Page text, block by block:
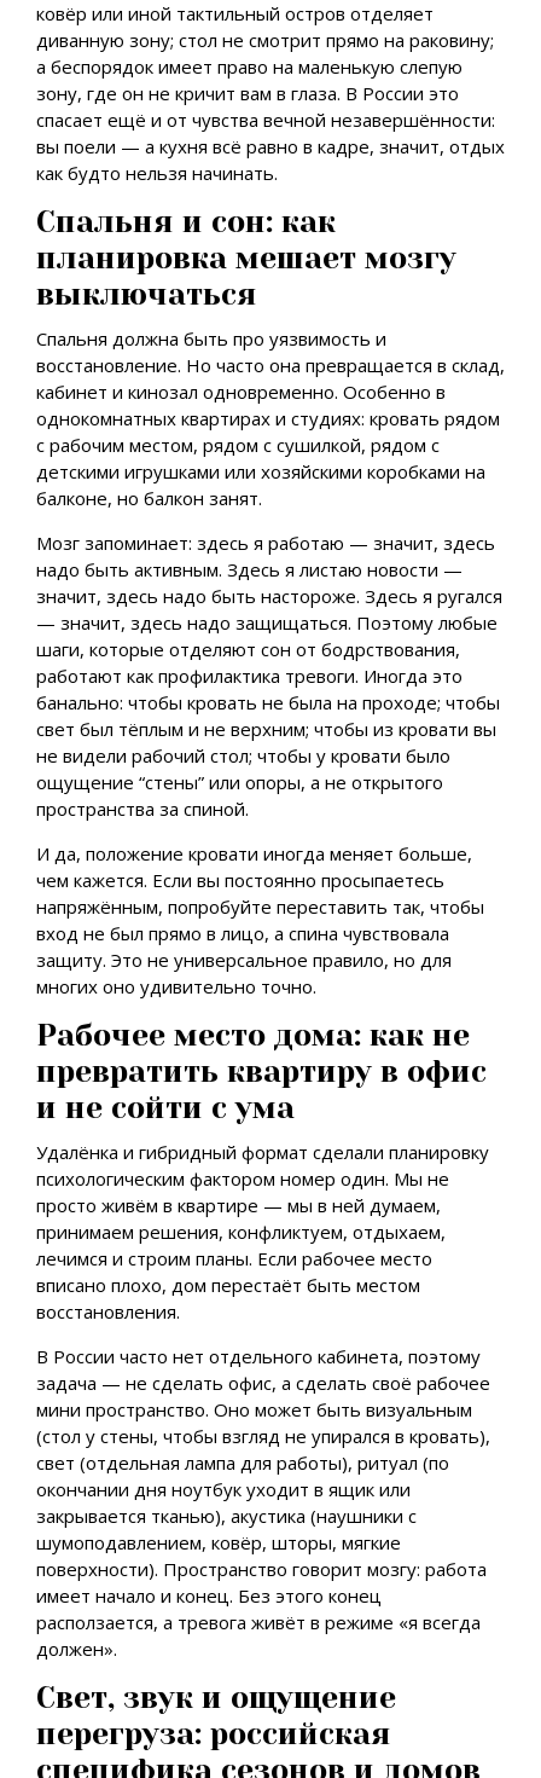
ковёр или иной тактильный остров отделяет
диванную зону; стол не смотрит прямо на раковину;
а беспорядок имеет право на маленькую слепую
зону, где он не кричит вам в глаза. В России это
спасает ещё и от чувства вечной незавершённости:
вы поели — а кухня всё равно в кадре, значит, отдых
как будто нельзя начинать.
Спальня и сон: как
планировка мешает мозгу
выключаться
Спальня должна быть про уязвимость и
восстановление. Но часто она превращается в склад,
кабинет и кинозал одновременно. Особенно в
однокомнатных квартирах и студиях: кровать рядом
с рабочим местом, рядом с сушилкой, рядом с
детскими игрушками или хозяйскими коробками на
балконе, но балкон занят.
Мозг запоминает: здесь я работаю — значит, здесь
надо быть активным. Здесь я листаю новости —
значит, здесь надо быть настороже. Здесь я ругался
— значит, здесь надо защищаться. Поэтому любые
шаги, которые отделяют сон от бодрствования,
работают как профилактика тревоги. Иногда это
банально: чтобы кровать не была на проходе; чтобы
свет был тёплым и не верхним; чтобы из кровати вы
не видели рабочий стол; чтобы у кровати было
ощущение “стены” или опоры, а не открытого
пространства за спиной.
И да, положение кровати иногда меняет больше,
чем кажется. Если вы постоянно просыпаетесь
напряжённым, попробуйте переставить так, чтобы
вход не был прямо в лицо, а спина чувствовала
защиту. Это не универсальное правило, но для
многих оно удивительно точно.
Рабочее место дома: как не
превратить квартиру в офис
и не сойти с ума
Удалёнка и гибридный формат сделали планировку
психологическим фактором номер один. Мы не
просто живём в квартире — мы в ней думаем,
принимаем решения, конфликтуем, отдыхаем,
лечимся и строим планы. Если рабочее место
вписано плохо, дом перестаёт быть местом
восстановления.
В России часто нет отдельного кабинета, поэтому
задача — не сделать офис, а сделать своё рабочее
мини пространство. Оно может быть визуальным
(стол у стены, чтобы взгляд не упирался в кровать),
свет (отдельная лампа для работы), ритуал (по
окончании дня ноутбук уходит в ящик или
закрывается тканью), акустика (наушники с
шумоподавлением, ковёр, шторы, мягкие
поверхности). Пространство говорит мозгу: работа
имеет начало и конец. Без этого конец
расползается, а тревога живёт в режиме «я всегда
должен».
Свет, звук и ощущение
перегруза: российская
специфика сезонов и домов